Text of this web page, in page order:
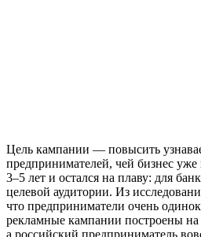
Цель кампании — повысить
предпринимателей, чей бизнес
3–5 лет и остался на плаву: для
целевой аудитории. Из
что предприниматели очень
рекламные кампании построены на
а российский предприниматель